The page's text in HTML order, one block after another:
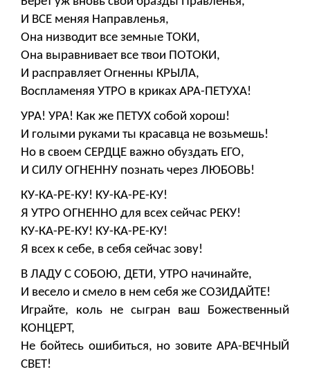
И ВСЕ меняя Направленья,
Она низводит все земные ТОКИ,
Она выравнивает все твои ПОТОКИ,
И расправляет Огненны КРЫЛА,
Воспламеняя УТРО в криках АРА-ПЕТУХА!
УРА! УРА! Как же ПЕТУХ собой хорош!
И голыми руками ты красавца не возьмешь!
Но в своем СЕРДЦЕ важно обуздать ЕГО,
И СИЛУ ОГНЕННУ познать через ЛЮБОВЬ!
КУ-КА-РЕ-КУ! КУ-КА-РЕ-КУ!
Я УТРО ОГНЕННО для всех сейчас РЕКУ!
КУ-КА-РЕ-КУ! КУ-КА-РЕ-КУ!
Я всех к себе, в себя сейчас зову!
В ЛАДУ С СОБОЮ, ДЕТИ, УТРО начинайте,
И весело и смело в нем себя же СОЗИДАЙТЕ!
Играйте, коль не сыгран ваш Божественный
КОНЦЕРТ,
Не бойтесь ошибиться, но зовите АРА-ВЕЧНЫЙ
СВЕТ!